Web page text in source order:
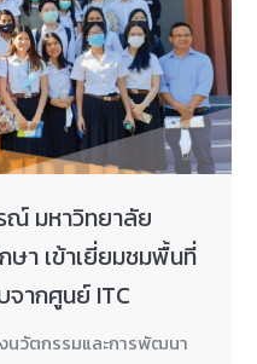
ณ์ มหาวิทยาลัย
า เข้าเยี่ยมชมพื้นที่
ากศูนย์ ITC
นวัตกรรมและการพัฒนา